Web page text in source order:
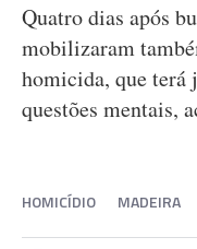
Quatro dias após
mobilizaram
homicida, que terá
questões mentais,
HOMICÍDIO MADEIRA